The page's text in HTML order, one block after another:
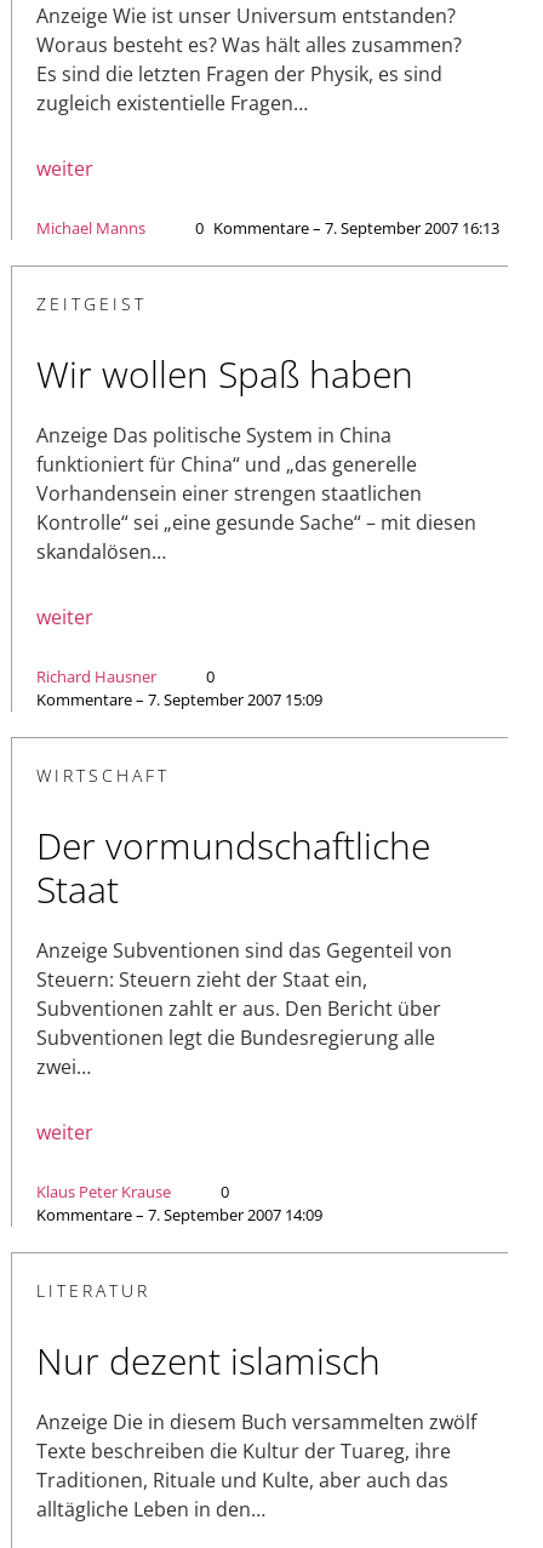
Anzeige Wie ist unser Universum entstanden?
Woraus besteht es? Was hält alles zusammen?
Es sind die letzten Fragen der Physik, es sind
zugleich existentielle Fragen…
weiter
Michael Manns 0 Kommentare – 7. September 2007 16:13
ZEITGEIST
Wir wollen Spaß haben
Anzeige Das politische System in China
funktioniert für China“ und „das generelle
Vorhandensein einer strengen staatlichen
Kontrolle“ sei „eine gesunde Sache“ – mit diesen
skandalösen…
weiter
Richard Hausner
0
Kommentare – 7. September 2007 15:09
WIRTSCHAFT
Der vormundschaftliche
Staat
Anzeige Subventionen sind das Gegenteil von
Steuern: Steuern zieht der Staat ein,
Subventionen zahlt er aus. Den Bericht über
Subventionen legt die Bundesregierung alle
zwei…
weiter
Klaus Peter Krause
0
Kommentare – 7. September 2007 14:09
LITERATUR
Nur dezent islamisch
Anzeige Die in diesem Buch versammelten zwölf
Texte beschreiben die Kultur der Tuareg, ihre
Traditionen, Rituale und Kulte, aber auch das
alltägliche Leben in den…